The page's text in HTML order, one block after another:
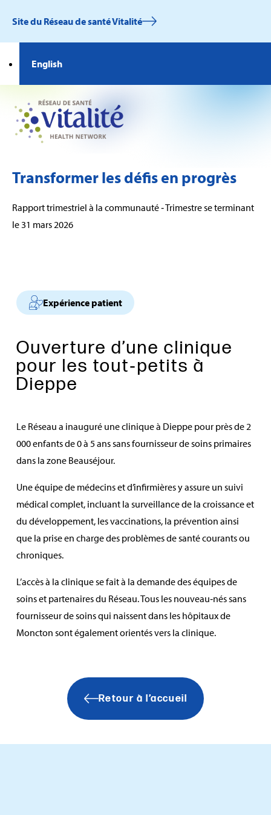
Site du Réseau de santé Vitalité
English
Transformer les défis en progrès
Rapport trimestriel à la communauté ‑ Trimestre se terminant
le 31 mars 2026
Expérience patient
Ouverture d’une clinique
pour les tout‑petits à
Dieppe
Le Réseau a inauguré une clinique à Dieppe pour près de 2
000 enfants de 0 à 5 ans sans fournisseur de soins primaires
dans la zone Beauséjour.
Une équipe de médecins et d’infirmières y assure un suivi
médical complet, incluant la surveillance de la croissance et
du développement, les vaccinations, la prévention ainsi
que la prise en charge des problèmes de santé courants ou
chroniques.
L’accès à la clinique se fait à la demande des équipes de
soins et partenaires du Réseau. Tous les nouveau‑nés sans
fournisseur de soins qui naissent dans les hôpitaux de
Moncton sont également orientés vers la clinique.
Retour à l’accueil